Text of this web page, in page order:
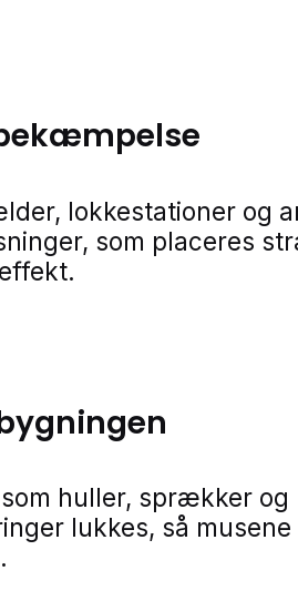
lokkestationer og
som placeres
huller, sprækker og
lukkes, så